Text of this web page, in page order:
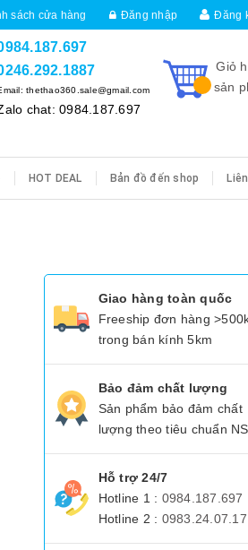
sách cửa hàng Đăng nhập Đăng
Giỏ
sản
thethao360.sale@gmail.com
chat: 0984.187.697
HOT DEAL Bản đồ đến shop
Giao hàng toàn quốc
Freeship đơn hàng
trong bán kính 5km
Bảo đảm chất lượng
Sản phẩm bảo đảm chất
lượng theo tiêu chuẩn
Hỗ trợ 24/7
Hotline 1 : 0984.187.697
Hotline 2 : 0983.24.07.17